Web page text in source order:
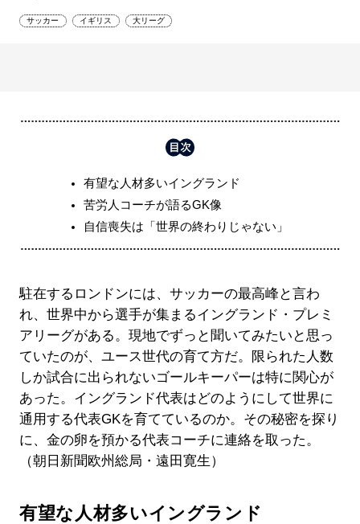
サッカー イギリス 大リーグ
有望な人材多いイングランド
苦労人コーチが語るGK像
自信喪失は「世界の終わりじゃない」
駐在するロンドンには、サッカーの最高峰と言わ
れ、世界中から選手が集まるイングランド・プレミ
アリーグがある。現地でずっと聞いてみたいと思っ
ていたのが、ユース世代の育て方だ。限られた人数
しか試合に出られないゴールキーパーは特に関心が
あった。イングランド代表はどのようにして世界に
通用する代表GKを育てているのか。その秘密を探り
に、金の卵を預かる代表コーチに連絡を取った。
（朝日新聞欧州総局・遠田寛生）
有望な人材多いイングランド